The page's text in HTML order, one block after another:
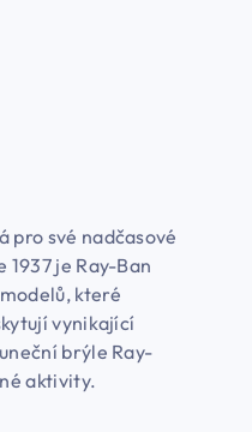
pro své nadčasové
je Ray-Ban
které
vynikající
brýle Ray-
aktivity.